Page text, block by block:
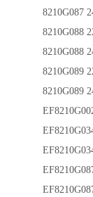
8210G087
8210G088
8210G088
8210G089
8210G089